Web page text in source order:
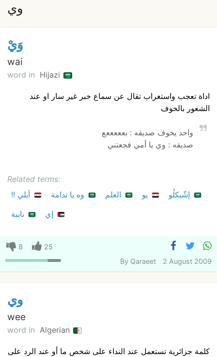
وي
وَيْ
wai
word in Hijazi
اداة تعجب واستغراب تقال عن سماع خبر غير سار او عند
الشعور بالخوف
واحد يخوف صديقه : بعععععع
صديقه : وي يا أمي فجعتني
Related terms:
أيلي !!
وه يا ندامة العلم يو
إشّيكلُو
نايبة
إي
8
25
By Qaraeet 2 August 2009
وي
wee
word in Algerian
كلمة جزائرية تستعمل عند النداء على شخص ما أو عند الرد على